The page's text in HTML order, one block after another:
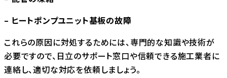
– ヒートポンプユニット基板の故障
これらの原因に対処するためには、専門的な知識や技術が
必要ですので、日立のサポート窓口や信頼できる施工業者に
連絡し、適切な対応を依頼しましょう。